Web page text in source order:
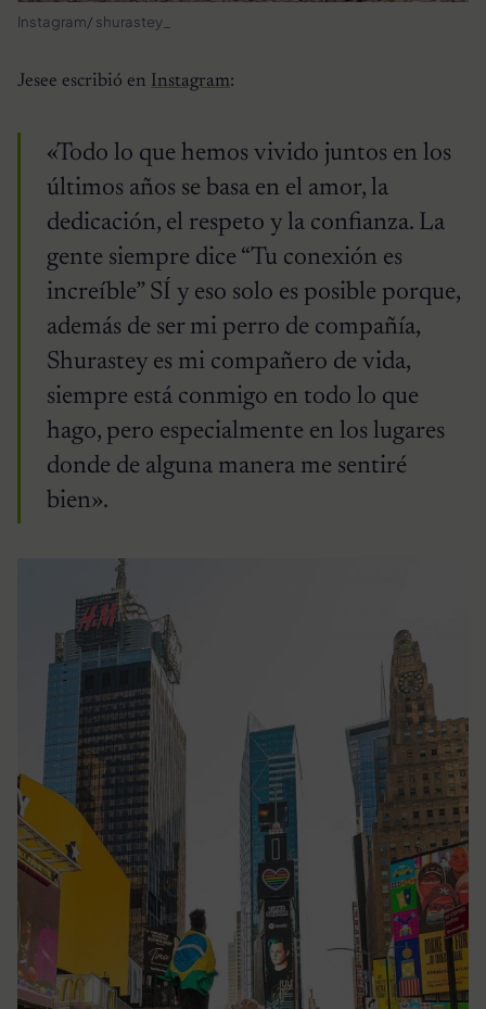
Instagram/ shurastey_
Jesee escribió en Instagram:
«Todo lo que hemos vivido juntos en los
últimos años se basa en el amor, la
dedicación, el respeto y la confianza. La
gente siempre dice “Tu conexión es
increíble” SÍ y eso solo es posible porque,
además de ser mi perro de compañía,
Shurastey es mi compañero de vida,
siempre está conmigo en todo lo que
hago, pero especialmente en los lugares
donde de alguna manera me sentiré
bien».